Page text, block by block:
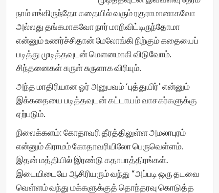
நாம் எங்கிருந்தோ கதையில் வரும் ரகுராமானாகவோ
அல்லது தங்கமாகவோ நார் மாறிவிட்டிருந்தோமா
என்னும் உணர்ச்சிதான் மேலோங்கி நிற்கும் கதையைப்
படித்து முடித்தவுடன் மௌனமாகி விடுவோம்.
சிந்தனைகள் சுருள் சுருளாக விரியும்.
அந்த மாதிரியான ஓர் அனுபவம் ‘புத்துயிர்’ என்னும்
இக்கதையை படித்தவுடன் கட்டாயம் வாசகர்களுக்கு
ஏற்படும்.
நிலைக்களம்: கோதாவரி தீரத்திலுள்ள அமலாபுரம்
என்னும் கிராமம் கோதாவரியிலோ பெருவெள்ளம்.
இதன் மத்தியில் இரண்டு கதாபாத்திரங்கள்.
இடையிடையே ஆசிரியரும் வந்து “அப்படி ஒரு தடவை
வெள்ளம் வந்து மக்களுக்குத் தொந்தரவு கொடுத்த